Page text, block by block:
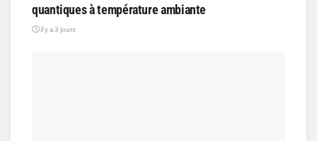
quantiques à température ambiante
il y a 3 jours